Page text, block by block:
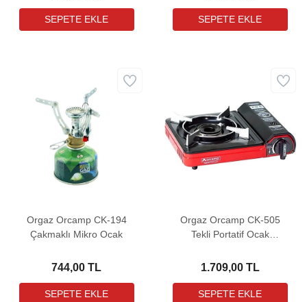
Orgaz Orcamp CK-194
Çakmaklı Mikro Ocak
744,00 TL
Orgaz Orcamp CK-505
Tekli Portatif Ocak
1.709,00 TL